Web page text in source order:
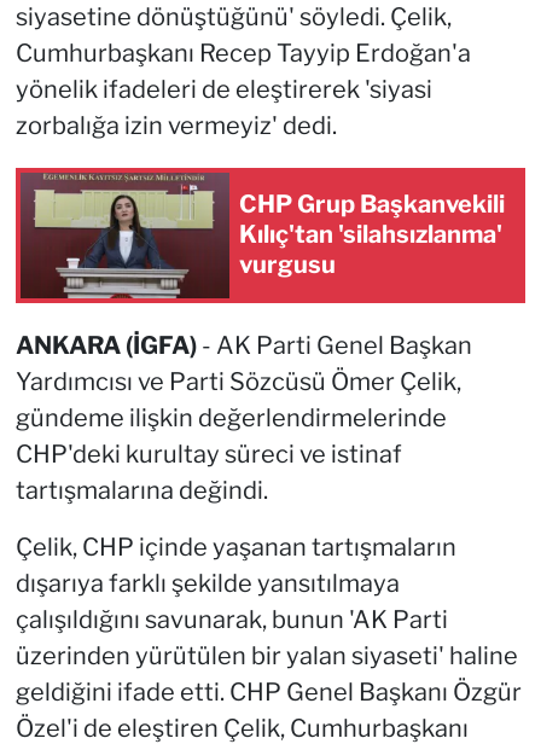
siyasetine dönüştüğünü' söyledi. Çelik,
Cumhurbaşkanı Recep Tayyip Erdoğan'a
yönelik ifadeleri de eleştirerek 'siyasi
zorbalığa izin vermeyiz' dedi.
CHP Grup Başkanvekili
Kılıç'tan 'silahsızlanma'
vurgusu
ANKARA (İGFA)- AK Parti Genel Başkan
Yardımcısı ve Parti Sözcüsü Ömer Çelik,
gündeme ilişkin değerlendirmelerinde
CHP'deki kurultay süreci ve istinaf
tartışmalarına değindi.
Çelik, CHP içinde yaşanan tartışmaların
dışarıya farklı şekilde yansıtılmaya
çalışıldığını savunarak, bunun 'AK Parti
üzerinden yürütülen bir yalan siyaseti' haline
geldiğini ifade etti. CHP Genel Başkanı Özgür
Özel'i de eleştiren Çelik, Cumhurbaşkanı